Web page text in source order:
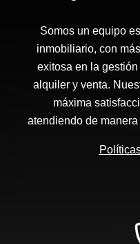
Somos un equipo
inmobiliario, con
exitosa en la
alquiler y venta.
máxima
atendiendo de